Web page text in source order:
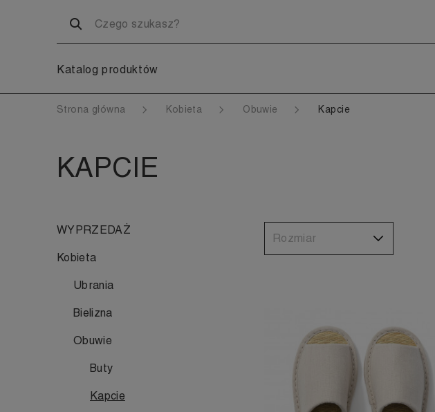
Katalog produktów
Strona główna Kobieta Obuwie Kapcie
KAPCIE
WYPRZEDAŻ
Kobieta
Ubrania
Bielizna
Obuwie
Buty
Kapcie
Rozmiar